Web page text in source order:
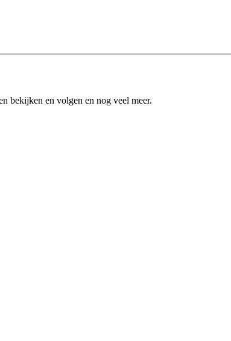
bekijken en volgen en nog veel meer.